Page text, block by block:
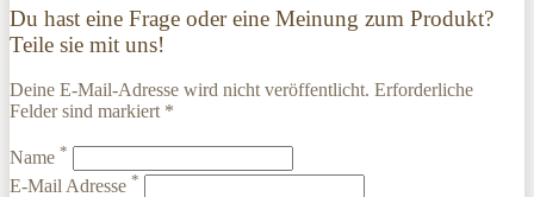
Du hast eine Frage oder eine Meinung zum Produkt?
Teile sie mit uns!
Deine E-Mail-Adresse wird nicht veröffentlicht. Erforderliche
Felder sind markiert *
Name *
E-Mail Adresse *